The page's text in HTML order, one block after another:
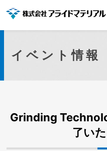
イベント情報
Grinding
了い